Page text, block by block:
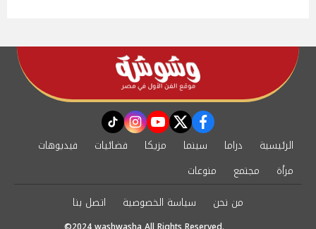
facebook
twitter
youtube
instagram
tiktok
الرئيسية دراما سينما مزيكا فضائيات
فيديوهات
مرأة
مجتمع
منوعات
من نحن
سياسة الخصوصية اتصل بنا